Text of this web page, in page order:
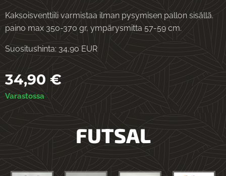
Kaksoisventtiili varmistaa ilman pysymisen pallon sisällä.
paino max 350-370 gr, ympärysmitta 57-59 cm.
Suositushinta: 34,90 EUR
34,90 €
Varastossa
FUTSAL